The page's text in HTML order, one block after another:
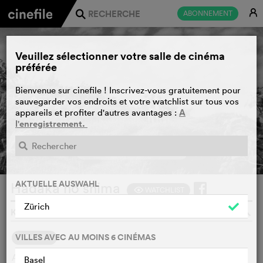
ABONNEMENT E
j
Hadaka no shima
KANETO SHINDŌ, JAPON, 1960
SYNOPSIS
Au Japon, sur une minuscule île de l'archipel de Setonaikai,
Veuillez sélectionner votre salle de cinéma
préférée
Bienvenue sur cinefile ! Inscrivez-vous gratuitement pour
sauvegarder vos endroits et votre watchlist sur tous vos
appareils et profiter d'autres avantages : A
l'enregistrement.
AKTUELLE AUSWAHL
Zürich
VILLES AVEC AU MOINS 6 CINÉMAS
Basel